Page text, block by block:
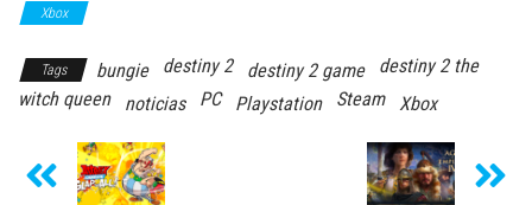
Xbox
Tags bungie destiny 2 destiny 2 game
destiny 2 the
witch queen
noticias PC Playstation Steam Xbox